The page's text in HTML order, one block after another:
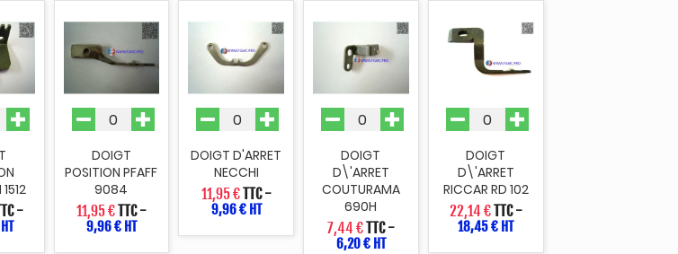
-
DOIGT
POSITION PFAFF
9084
11,95 €TTC-
9,96 € HT
DOIGT D'ARRET
NECCHI
11,95 €TTC-
9,96 € HT
DOIGT
D\'ARRET
COUTURAMA
690H
7,44 €TTC-
6,20 € HT
DOIGT
D\'ARRET
RICCAR RD 102
22,14 €TTC-
18,45 € HT